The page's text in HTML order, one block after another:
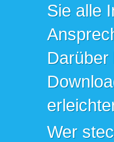
Sie alle
Wer